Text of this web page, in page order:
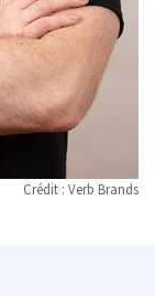
Crédit : Verb Brands